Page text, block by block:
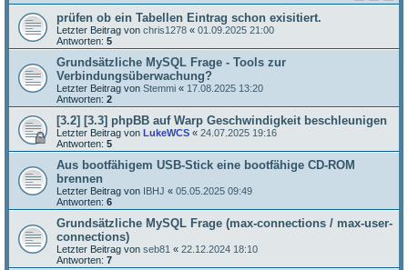
prüfen ob ein Tabellen Eintrag schon exisitiert.
Letzter Beitrag von chris1278 « 01.09.2025 21:00
Antworten: 5
Grundsätzliche MySQL Frage - Tools zur
Verbindungsüberwachung?
Letzter Beitrag von Stemmi « 17.08.2025 13:20
Antworten: 2
[3.2] [3.3] phpBB auf Warp Geschwindigkeit beschleunigen
Letzter Beitrag von LukeWCS « 24.07.2025 19:16
Antworten: 5
Aus bootfähigem USB-Stick eine bootfähige CD-ROM
brennen
Letzter Beitrag von IBHJ « 05.05.2025 09:49
Antworten: 6
Grundsätzliche MySQL Frage (max-connections / max-user-
connections)
Letzter Beitrag von seb81 « 22.12.2024 18:10
Antworten: 7